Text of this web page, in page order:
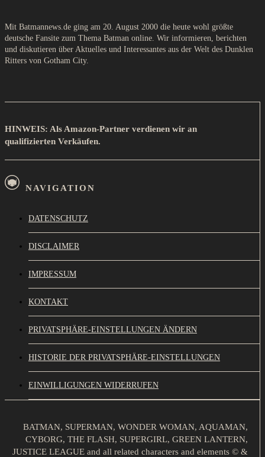
Mit Batmannews.de ging am 20. August 2000 die heute wohl größte
deutsche Fansite zum Thema Batman online. Wir informieren, berichten
und diskutieren über Aktuelles und Interessantes aus der Welt des Dunklen
Ritters von Gotham City.
HINWEIS: Als Amazon-Partner verdienen wir an
qualifizierten Verkäufen.
NAVIGATION
DATENSCHUTZ
DISCLAIMER
IMPRESSUM
KONTAKT
PRIVATSPHÄRE-EINSTELLUNGEN ÄNDERN
HISTORIE DER PRIVATSPHÄRE-EINSTELLUNGEN
EINWILLIGUNGEN WIDERRUFEN
BATMAN, SUPERMAN, WONDER WOMAN, AQUAMAN,
CYBORG, THE FLASH, SUPERGIRL, GREEN LANTERN,
JUSTICE LEAGUE and all related characters and elements © &